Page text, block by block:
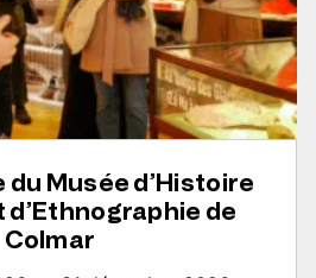
Musée d’Histoire
de
Colmar